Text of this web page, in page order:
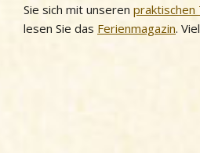
Sie sich mit unseren praktischen
lesen Sie das Ferienmagazin.